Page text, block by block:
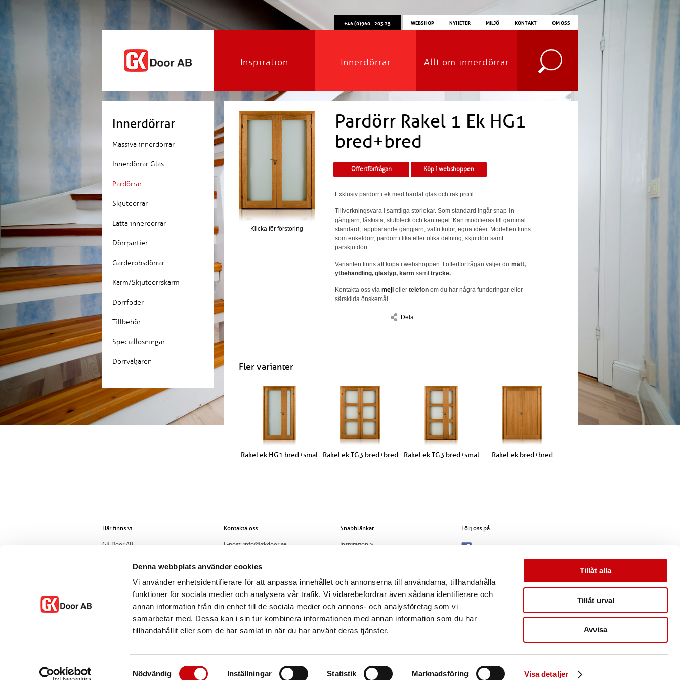
Denna webbplats använder cookies
Vi använder enhetsidentifierare för att anpassa innehållet och annonserna till användarna, tillhandahålla
funktioner för sociala medier och analysera vår trafik. Vi vidarebefordrar även sådana identifierare och
annan information från din enhet till de sociala medier och annons- och analysföretag som vi
samarbetar med. Dessa kan i sin tur kombinera informationen med annan information som du har
tillhandahållit eller som de har samlat in när du har använt deras tjänster.
Samtyckesval
Nödvändig Inställningar Statistik Marknadsföring Visa detaljer
Tillåt alla
Tillåt urval
Avvisa
+46 (0)960 - 203 25 WEBSHOP NYHETER MILJÖ KONTAKT OM OSS
Inspiration Innerdörrar Allt om innerdörrar
Innerdörrar
Massiva innerdörrar
Innerdörrar Glas
Pardörrar
Skjutdörrar
Lätta innerdörrar
Dörrpartier
Garderobsdörrar
Karm/Skjutdörrskarm
Dörrfoder
Tillbehör
Speciallösningar
Dörrväljaren
Klicka för förstoring
Pardörr Rakel 1 Ek HG1
bred+bred
Offertförfrågan Köp i webshoppen
Exklusiv pardörr i ek med härdat glas och rak profil.
Tillverkningsvara i samtliga storlekar. Som standard ingår snap-in
gångjärn, låskista, slutbleck och kantregel. Kan modifieras till gammal
standard, tappbärande gångjärn, valfri kulör, egna idéer. Modellen finns
som enkeldörr, pardörr i lika eller olika delning, skjutdörr samt
parskjutdörr.
Varianten finns att köpa i webshoppen. I offertförfrågan väljer du mått,
ytbehandling, glastyp, karm samttrycke.
Kontakta oss via mejl eller telefon om du har några funderingar eller
särskilda önskemål.
Dela
Fler varianter
Rakel ek HG1 bred+smal Rakel ek TG3 bred+bred Rakel ek TG3 bred+smal Rakel ek bred+bred
Här finns vi
GK Door AB
S-933 94 GLOMMERSTRÄSK
Kontakta oss
E-post:info@gkdoor.se
Snabblänkar
Inspiration »
Allt om dörren »
Om oss »
Jobba hos GK Door »
Skadeanmälan »
Följ oss på
Facebook
Pinterest
Instagram